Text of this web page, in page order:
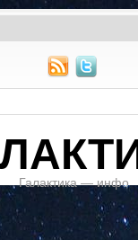
Галактика — инфо